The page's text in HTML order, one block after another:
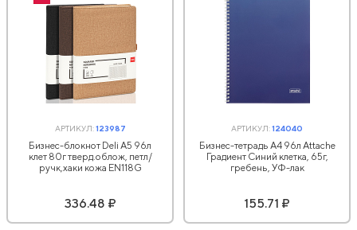
АРТИКУЛ:123987
Бизнес-блокнот Deli А5 96л
клет 80г тверд.облож, петл/
ручк,хаки кожа EN118G
336.48 ₽
АРТИКУЛ:124040
Бизнес-тетрадь А4 96л Attache
Градиент Синий клетка, 65г,
гребень, УФ-лак
155.71 ₽